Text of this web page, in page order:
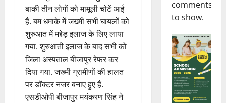
बाकी तीन लोगों को मामूली चोटें आई
हैं. बम धमाके में जख्मी सभी घायलों को
शुरुआत में मद्देड़ इलाज के लिए लाया
गया. शुरुआती इलाज के बाद सभी को
जिला अस्पताल बीजापुर रेफर कर
दिया गया. जख्मी ग्रामीणों की हालत
पर डॉक्टर नजर बनाए हुए हैं.
एसडीओपी बीजापुर मयंकरण सिंह ने
comments
to show.